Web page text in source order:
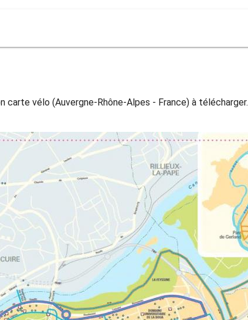
carte vélo (Auvergne-Rhône-Alpes - France) à télécharger.